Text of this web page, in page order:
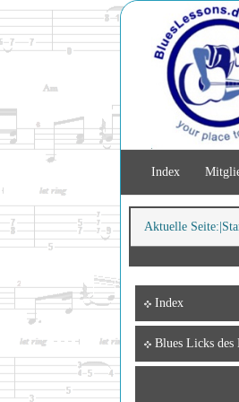
Index
Aktuelle Seite:
Index
Blues Licks des